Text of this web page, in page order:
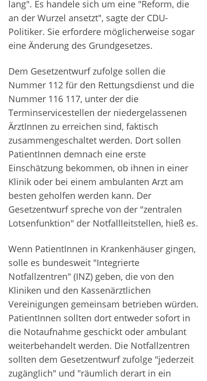
lang". Es handele sich um eine "Reform, die
an der Wurzel ansetzt", sagte der CDU-
Politiker. Sie erfordere möglicherweise sogar
eine Änderung des Grundgesetzes.
Dem Gesetzentwurf zufolge sollen die
Nummer 112 für den Rettungsdienst und die
Nummer 116 117, unter der die
Terminservicestellen der niedergelassenen
ÄrztInnen zu erreichen sind, faktisch
zusammengeschaltet werden. Dort sollen
PatientInnen demnach eine erste
Einschätzung bekommen, ob ihnen in einer
Klinik oder bei einem ambulanten Arzt am
besten geholfen werden kann. Der
Gesetzentwurf spreche von der "zentralen
Lotsenfunktion" der Notfallleitstellen, hieß es.
Wenn PatientInnen in Krankenhäuser gingen,
solle es bundesweit "Integrierte
Notfallzentren" (INZ) geben, die von den
Kliniken und den Kassenärztlichen
Vereinigungen gemeinsam betrieben würden.
PatientInnen sollten dort entweder sofort in
die Notaufnahme geschickt oder ambulant
weiterbehandelt werden. Die Notfallzentren
sollten dem Gesetzentwurf zufolge "jederzeit
zugänglich" und "räumlich derart in ein